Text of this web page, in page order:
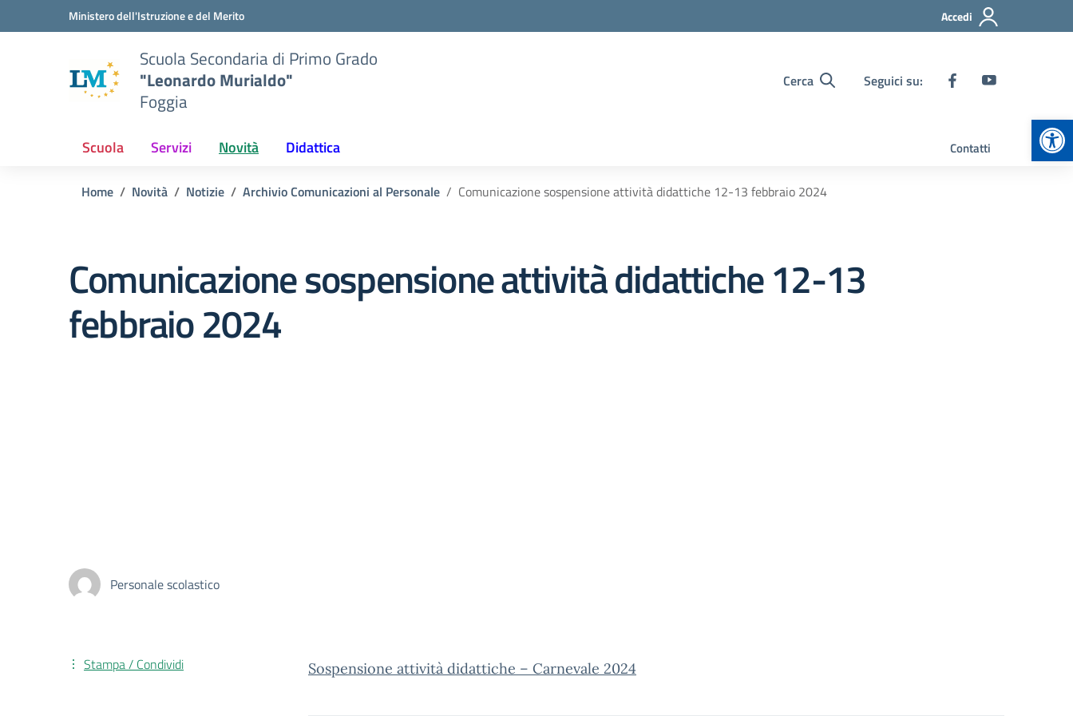
Vai ai contenuti
Vai al menu di navigazioneMinistero dell'Istruzione e del Merito Accedi
Scuola Secondaria di Primo Grado
"Leonardo Murialdo"
Foggia
Cerca Seguici su:
Scuola Servizi Novità Didattica Contatti
Home Novità Notizie Archivio Comunicazioni al Personale Comunicazione sospensione attività didattiche 12-13 febbraio 2024
Comunicazione sospensione attività didattiche 12-13
febbraio 2024
Personale scolastico
Sospensione attività didattiche – Carnevale 2024
Stampa / Condividi